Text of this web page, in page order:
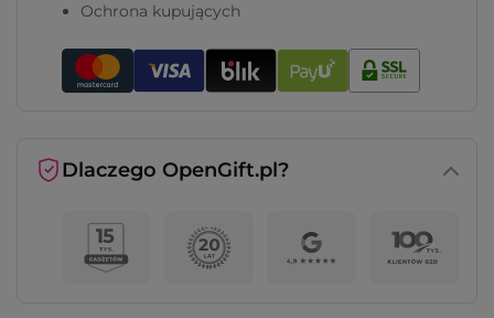
Ochrona kupujących
Dlaczego OpenGift.pl?